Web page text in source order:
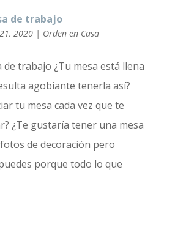
de trabajo
2020| Orden en Casa
de trabajo ¿Tu mesa está llena
agobiante tenerla así?
tu mesa cada vez que te
¿Te gustaría tener una mesa
de decoración pero
porque todo lo que